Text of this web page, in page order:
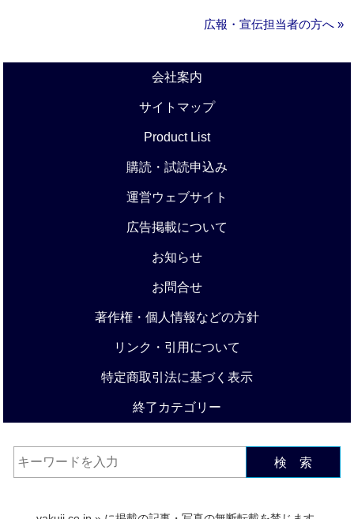
広報・宣伝担当者の方へ »
会社案内
サイトマップ
Product List
購読・試読申込み
運営ウェブサイト
広告掲載について
お知らせ
お問合せ
著作権・個人情報などの方針
リンク・引用について
特定商取引法に基づく表示
終了カテゴリー
検 索